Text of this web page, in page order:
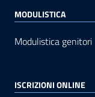
MODULISTICA
Modulistica genitori
ISCRIZIONI ONLINE